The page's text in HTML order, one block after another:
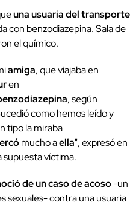
una usuaria del transporte
con benzodiazepina. Sala de
el químico.
amiga, que viajaba en
en
, según
como hemos leído y
tipo la miraba
mucho aella", expresó en
supuesta víctima.
de un caso de acoso-un
sexuales- contra una usuaria